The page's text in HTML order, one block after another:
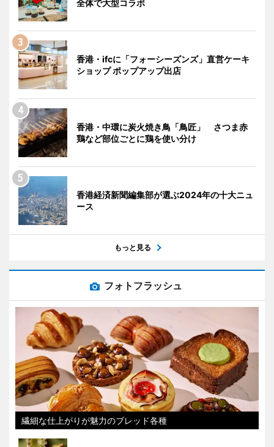
全体で大型コラボ
香港・ifcに「フォーシーズンズ」直営ケーキ
ショップ ポップアップ出店
香港・中環に炭火焼き鳥「鳥匠」 さつま赤
鶏など部位ごとに鶏を使い分け
香港経済新聞編集部が選ぶ2024年の十大ニュ
ース
もっと見る
フォトフラッシュ
繊細な仕上がりが魅力のブレッド各種